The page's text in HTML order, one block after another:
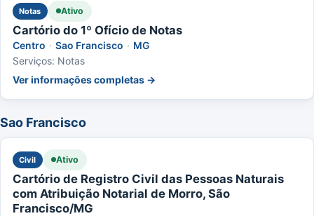
Notas Ativo
Cartório do 1º Ofício de Notas
Centro · Sao Francisco · MG
Serviços: Notas
Ver informações completas →
Sao Francisco
Civil Ativo
Cartório de Registro Civil das Pessoas Naturais
com Atribuição Notarial de Morro, São
Francisco/MG